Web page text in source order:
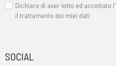
Dichiaro di aver letto ed accettato l'
il trattamento dei miei dati
SOCIAL